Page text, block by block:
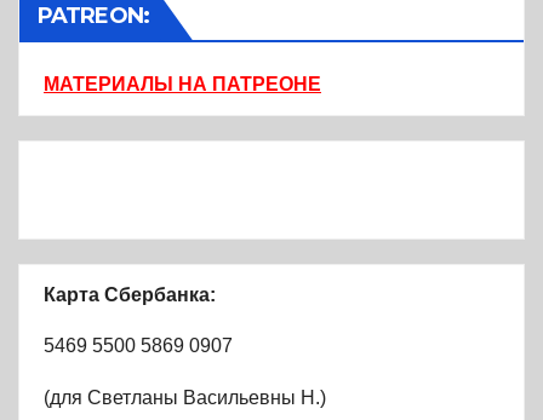
PATREON:
МАТЕРИАЛЫ НА ПАТРЕОНЕ
Карта Сбербанка:
5469 5500 5869 0907
(для Светланы Васильевны Н.)